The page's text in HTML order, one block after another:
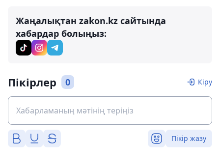
Жаңалықтан zakon.kz сайтында
хабардар болыңыз:
Пікірлер 0 Кіру
Пікір жазу